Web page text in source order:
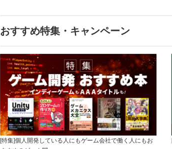
おすすめ特集・キャンペーン
[特集]個人開発している人にもゲーム会社で働く人にもお